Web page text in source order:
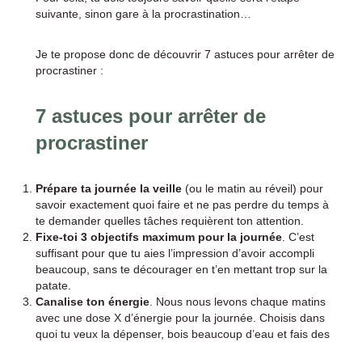
suivante, sinon gare à la procrastination…
Je te propose donc de découvrir 7 astuces pour arrêter de
procrastiner :
7 astuces pour arrêter de
procrastiner
Prépare ta journée la veille(ou le matin au réveil) pour
savoir exactement quoi faire et ne pas perdre du temps à
te demander quelles tâches requièrent ton attention.
Fixe-toi 3 objectifs maximum pour la journée. C’est
suffisant pour que tu aies l’impression d’avoir accompli
beaucoup, sans te décourager en t’en mettant trop sur la
patate.
Canalise ton énergie. Nous nous levons chaque matins
avec une dose X d’énergie pour la journée. Choisis dans
quoi tu veux la dépenser, bois beaucoup d’eau et fais des